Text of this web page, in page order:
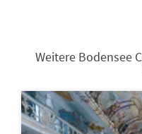
Weitere Bodensee